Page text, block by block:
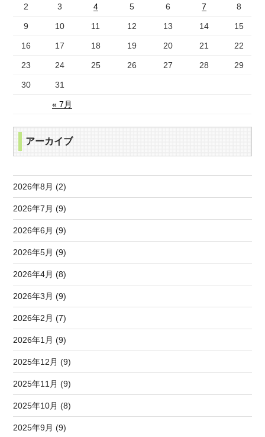
« 7月
2 3 4 5 6 7 8
9 10 11 12 13 14 15
16 17 18 19 20 21 22
23 24 25 26 27 28 29
30 31
アーカイブ
2026年8月 (2)
2026年7月 (9)
2026年6月 (9)
2026年5月 (9)
2026年4月 (8)
2026年3月 (9)
2026年2月 (7)
2026年1月 (9)
2025年12月 (9)
2025年11月 (9)
2025年10月 (8)
2025年9月 (9)